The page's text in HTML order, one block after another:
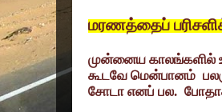
மரணத்தைப்
முன்னைய காலங்களில்
கூடவே மென்பானம்
சோடா எனப் பல.